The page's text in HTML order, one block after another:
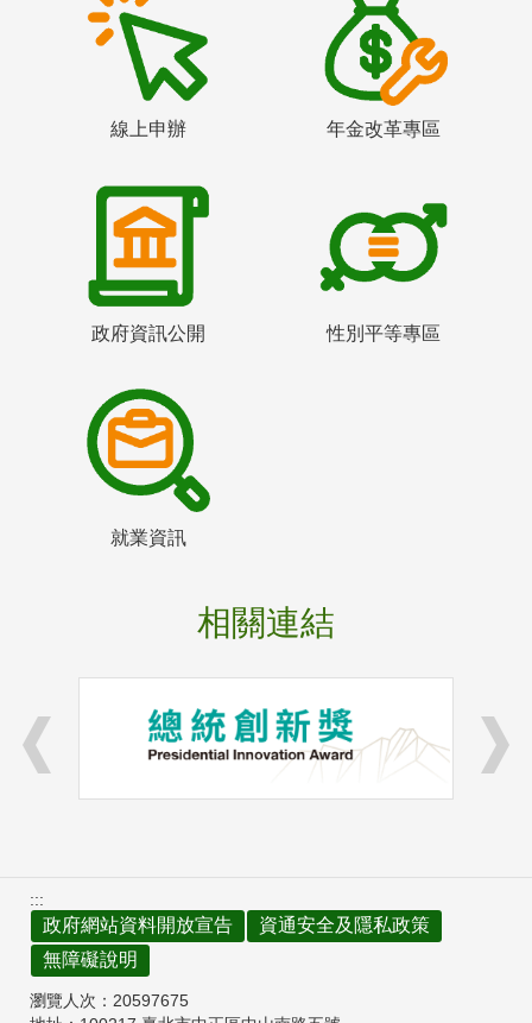
線上申辦 年金改革專區
政府資訊公開 性別平等專區
就業資訊
相關連結
:::
政府網站資料開放宣告
資通安全及隱私政策
無障礙說明
瀏覽人次： 20597675